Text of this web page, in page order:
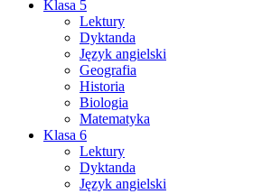
Klasa 5
Lektury
Dyktanda
Język angielski
Geografia
Historia
Biologia
Matematyka
Klasa 6
Lektury
Dyktanda
Język angielski